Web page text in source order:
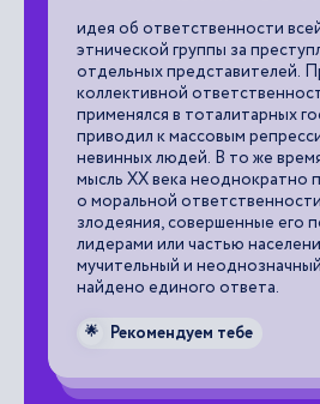
идея об ответственности
этнической группы за
отдельных представителей.
коллективной ответственности неоднократно
применялся в тоталитарных
приводил к массовым репрессиям против
невинных людей. В то же
мысль ХХ века неоднократно поднимала вопрос
о моральной
злодеяния, совершенные его политическими
лидерами или частью
мучительный и
найдено единого ответа.
🌟 Рекомендуем тебе